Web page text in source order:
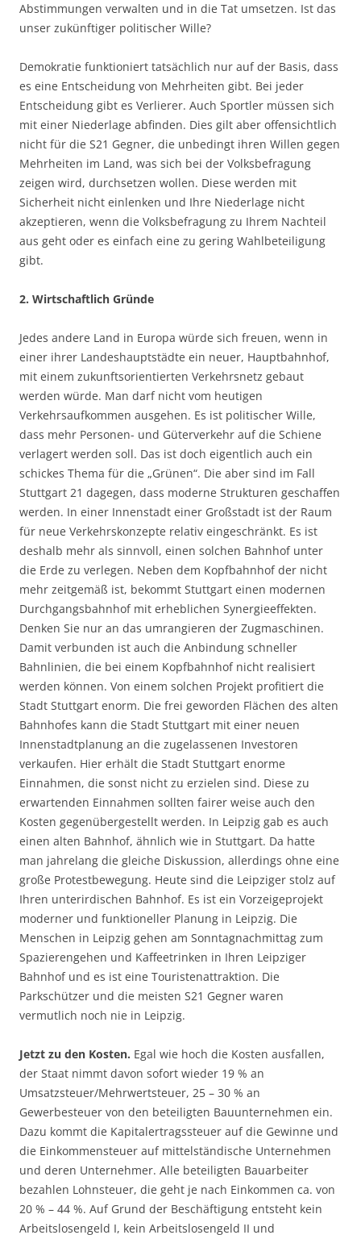
Abstimmungen verwalten und in die Tat umsetzen. Ist das
unser zukünftiger politischer Wille?
Demokratie funktioniert tatsächlich nur auf der Basis, dass
es eine Entscheidung von Mehrheiten gibt. Bei jeder
Entscheidung gibt es Verlierer. Auch Sportler müssen sich
mit einer Niederlage abfinden. Dies gilt aber offensichtlich
nicht für die S21 Gegner, die unbedingt ihren Willen gegen
Mehrheiten im Land, was sich bei der Volksbefragung
zeigen wird, durchsetzen wollen. Diese werden mit
Sicherheit nicht einlenken und Ihre Niederlage nicht
akzeptieren, wenn die Volksbefragung zu Ihrem Nachteil
aus geht oder es einfach eine zu gering Wahlbeteiligung
gibt.
2. Wirtschaftlich Gründe
Jedes andere Land in Europa würde sich freuen, wenn in
einer ihrer Landeshauptstädte ein neuer, Hauptbahnhof,
mit einem zukunftsorientierten Verkehrsnetz gebaut
werden würde. Man darf nicht vom heutigen
Verkehrsaufkommen ausgehen. Es ist politischer Wille,
dass mehr Personen- und Güterverkehr auf die Schiene
verlagert werden soll. Das ist doch eigentlich auch ein
schickes Thema für die „Grünen“. Die aber sind im Fall
Stuttgart 21 dagegen, dass moderne Strukturen geschaffen
werden. In einer Innenstadt einer Großstadt ist der Raum
für neue Verkehrskonzepte relativ eingeschränkt. Es ist
deshalb mehr als sinnvoll, einen solchen Bahnhof unter
die Erde zu verlegen. Neben dem Kopfbahnhof der nicht
mehr zeitgemäß ist, bekommt Stuttgart einen modernen
Durchgangsbahnhof mit erheblichen Synergieeffekten.
Denken Sie nur an das umrangieren der Zugmaschinen.
Damit verbunden ist auch die Anbindung schneller
Bahnlinien, die bei einem Kopfbahnhof nicht realisiert
werden können. Von einem solchen Projekt profitiert die
Stadt Stuttgart enorm. Die frei geworden Flächen des alten
Bahnhofes kann die Stadt Stuttgart mit einer neuen
Innenstadtplanung an die zugelassenen Investoren
verkaufen. Hier erhält die Stadt Stuttgart enorme
Einnahmen, die sonst nicht zu erzielen sind. Diese zu
erwartenden Einnahmen sollten fairer weise auch den
Kosten gegenübergestellt werden. In Leipzig gab es auch
einen alten Bahnhof, ähnlich wie in Stuttgart. Da hatte
man jahrelang die gleiche Diskussion, allerdings ohne eine
große Protestbewegung. Heute sind die Leipziger stolz auf
Ihren unterirdischen Bahnhof. Es ist ein Vorzeigeprojekt
moderner und funktioneller Planung in Leipzig. Die
Menschen in Leipzig gehen am Sonntagnachmittag zum
Spazierengehen und Kaffeetrinken in Ihren Leipziger
Bahnhof und es ist eine Touristenattraktion. Die
Parkschützer und die meisten S21 Gegner waren
vermutlich noch nie in Leipzig.
Jetzt zu den Kosten. Egal wie hoch die Kosten ausfallen,
der Staat nimmt davon sofort wieder 19 % an
Umsatzsteuer/Mehrwertsteuer, 25 – 30 % an
Gewerbesteuer von den beteiligten Bauunternehmen ein.
Dazu kommt die Kapitalertragssteuer auf die Gewinne und
die Einkommensteuer auf mittelständische Unternehmen
und deren Unternehmer. Alle beteiligten Bauarbeiter
bezahlen Lohnsteuer, die geht je nach Einkommen ca. von
20 % – 44 %. Auf Grund der Beschäftigung entsteht kein
Arbeitslosengeld I, kein Arbeitslosengeld II und